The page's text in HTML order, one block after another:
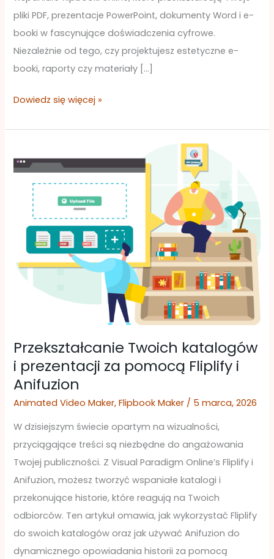
pliki PDF, prezentacje PowerPoint, dokumenty Word i e-
booki w fascynujące doświadczenia cyfrowe.
Niezależnie od tego, czy projektujesz estetyczne e-
booki, raporty czy materiały […]
Dowiedz się więcej »
Przekształcanie Twoich katalogów
i prezentacji za pomocą Fliplify i
Anifuzion
Animated Video Maker,Flipbook Maker / 5 marca, 2026
W dzisiejszym świecie opartym na wizualności,
przyciągające treści są niezbędne do angażowania
Twojej publiczności. Z Visual Paradigm Online’s Fliplify i
Anifuzion, możesz tworzyć wspaniałe katalogi i
przekonujące historie, które reagują na Twoich
odbiorców. Ten artykuł omawia, jak wykorzystać Fliplify
do swoich katalogów oraz jak używać Anifuzion do
dynamicznego opowiadania historii za pomocą
Twoich
katalogów
prezentacji
pomocą
Fliplify